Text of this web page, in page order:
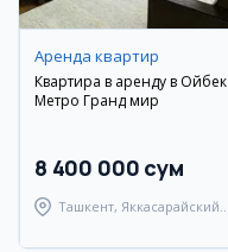
Аренда квартир
Квартира в аренду в Ойбек
Метро Гранд мир
8 400 000 сум
Ташкент, Яккасарайский